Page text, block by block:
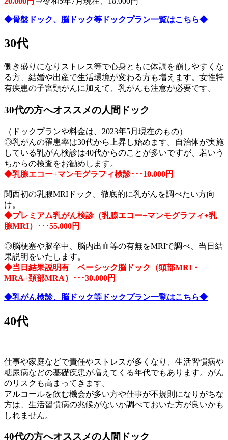
◆骨盤ドック、脳ドック等ドックプラン一覧はこちら◆
30代
働き盛りになりストレス等で心身ともに体調を崩しやすくな
る方、結婚や出産で生活環境が変わる方も増えます。女性特
有疾患の子宮頸がんに加えて、乳がんも注意が必要です。
30代の方へオススメの人間ドック
（ドックプランや料金は、2023年5月現在のもの）
◎乳がんの罹患率は30代から上昇し始めます。自治体が実施
している乳がん検診は40代からのことが多いですが、若いう
ちからの検査をお勧めします。
◆乳腺エコー+マンモグラフィ検診･･･10.000円
関西初の乳腺MRIドック。徹底的に乳がんを調べたい方向
け。
◆プレミアム乳がん検診（乳腺エコー+マンモグラフィ+乳
腺MRI）･･･55.000円
◎脳梗塞や脳卒中、脳内出血等の有無をMRIで調べ、当日結
果説明をいたします。
◆当日結果説明有 ベーシック脳ドック（頭部MRI・
MRA+頚部MRA）･･･30.000円
◆乳がん検診、脳ドック等ドックプラン一覧はこちら◆
40代
仕事や家庭などで責任やストレスが多くなり、生活習慣病や
糖尿病などの基礎疾患が増えてくる年代でもあります。がん
のリスクも高まってきます。
アルコールを飲む機会が多い方や仕事が不規則になりがちな
方は、生活習慣病の兆候がないか調べておいた方が良いかも
しれません。
40代の方へオススメの人間ドック